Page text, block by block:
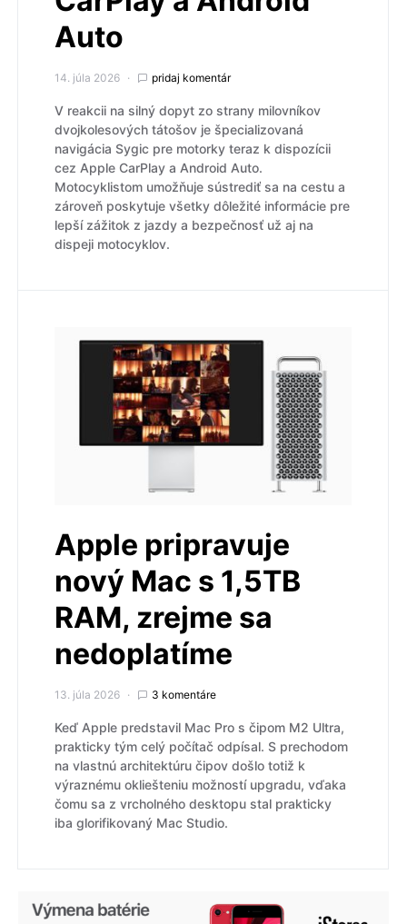
Auto
14. júla 2026 pridaj komentár
V reakcii na silný dopyt zo strany milovníkov
dvojkolesových tátošov je špecializovaná
navigácia Sygic pre motorky teraz k dispozícii
cez Apple CarPlay a Android Auto.
Motocyklistom umožňuje sústrediť sa na cestu a
zároveň poskytuje všetky dôležité informácie pre
lepší zážitok z jazdy a bezpečnosť už aj na
dispeji motocyklov.
Apple pripravuje
nový Mac s 1,5TB
RAM, zrejme sa
nedoplatíme
13. júla 2026 3 komentáre
Keď Apple predstavil Mac Pro s čipom M2 Ultra,
prakticky tým celý počítač odpísal. S prechodom
na vlastnú architektúru čipov došlo totiž k
výraznému okliešteniu možností upgradu, vďaka
čomu sa z vrcholného desktopu stal prakticky
iba glorifikovaný Mac Studio.